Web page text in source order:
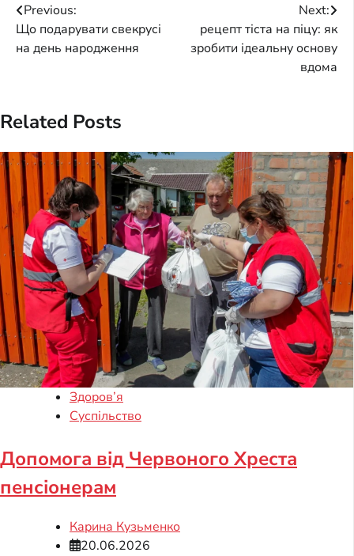
Post
navigation
Previous:
Що подарувати свекрусі
на день народження
Next:
рецепт тіста на піцу: як
зробити ідеальну основу
вдома
Related Posts
Здоров’я
Суспільство
Допомога від Червоного Хреста
пенсіонерам
Карина Кузьменко
20.06.2026